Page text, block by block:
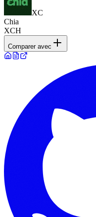
XC
Chia
XCH
Comparer avec